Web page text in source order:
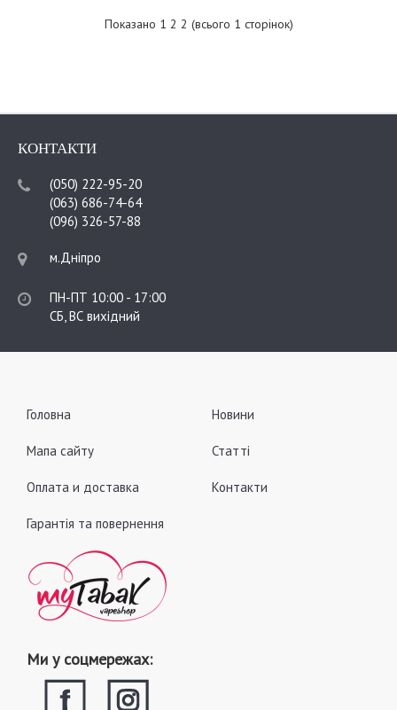
Показано 1 2 2 (всього 1 сторінок)
КОНТАКТИ
(050) 222-95-20
(063) 686-74-64
(096) 326-57-88
м.Дніпро
ПН-ПТ 10:00 - 17:00
СБ, ВС вихідний
Головна
Мапа сайту
Оплата и доставка
Гарантія та повернення
Новини
Статті
Контакти
Ми у соцмережах: